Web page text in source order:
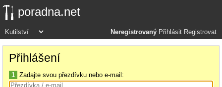
poradna.net
Neregistrovaný Přihlásit Registrovat
Přihlášení
1 Zadajte svou přezdívku nebo e-mail: